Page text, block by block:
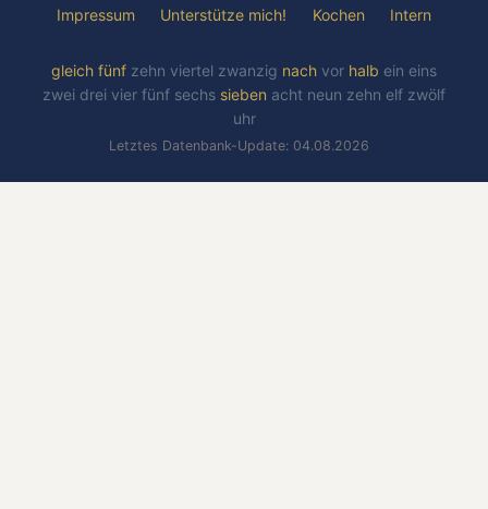
Impressum Unterstütze mich! Kochen Intern
gleich fünf zehn viertel zwanzig nach vor halb ein eins
zwei drei vier fünf sechs sieben acht neun zehn elf zwölf
uhr
Letztes Datenbank-Update: 04.08.2026